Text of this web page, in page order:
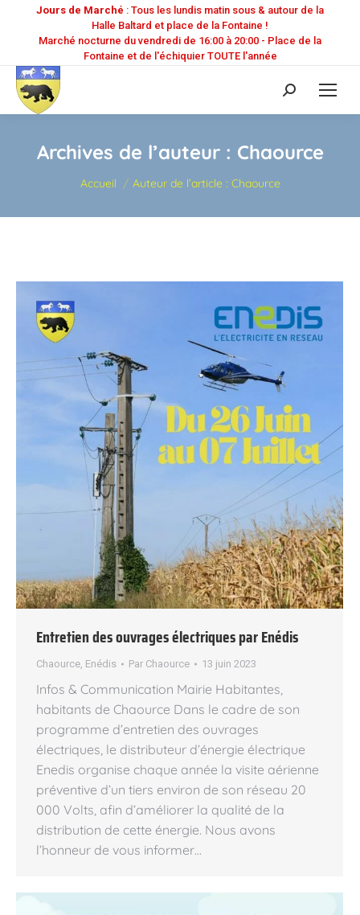
Jours de Marché : Tous les lundis matin sous & autour de la
Halle Baltard et place de la Fontaine !
Marché nocturne du vendredi de 16:00 à 20:00 - Place de la
Fontaine et de l'échiquier TOUTE l'année
Recherche
:
Archives de l’auteur : Chaource
Vous êtes ici :
Accueil Auteur de l’article : Chaource
Entretien des ouvrages électriques par Enédis
Chaource, Enédis Par Chaource 13 juin 2023
Infos & Communication Mairie Habitantes,
habitants de Chaource Dans le cadre de son
programme d’entretien des ouvrages
électriques, le distributeur d’énergie électrique
Enedis organise chaque année la visite aérienne
préventive d’un tiers environ de son réseau 20
000 Volts, afin d’améliorer la qualité de la
distribution de cette énergie. Nous avons
l’honneur de vous informer…